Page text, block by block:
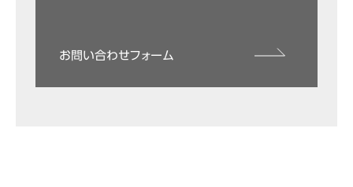
お問い合わせフォーム